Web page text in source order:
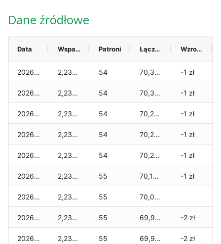
Dane źródłowe
Data Wsparcie Patroni Łącznie Wzrost (28 dni)
2026-08-08 2,230 zł 54 70,340 zł -1 zł
2026-08-07 2,230 zł 54 70,330 zł -1 zł
2026-08-06 2,230 zł 54 70,250 zł -1 zł
2026-08-05 2,230 zł 54 70,250 zł -1 zł
2026-08-04 2,230 zł 54 70,200 zł -1 zł
2026-08-03 2,230 zł 55 70,100 zł -1 zł
2026-08-02 2,230 zł 55 70,070 zł
2026-08-01 2,230 zł 55 69,960 zł -2 zł
2026-07-31 2,230 zł 55 69,960 zł -2 zł